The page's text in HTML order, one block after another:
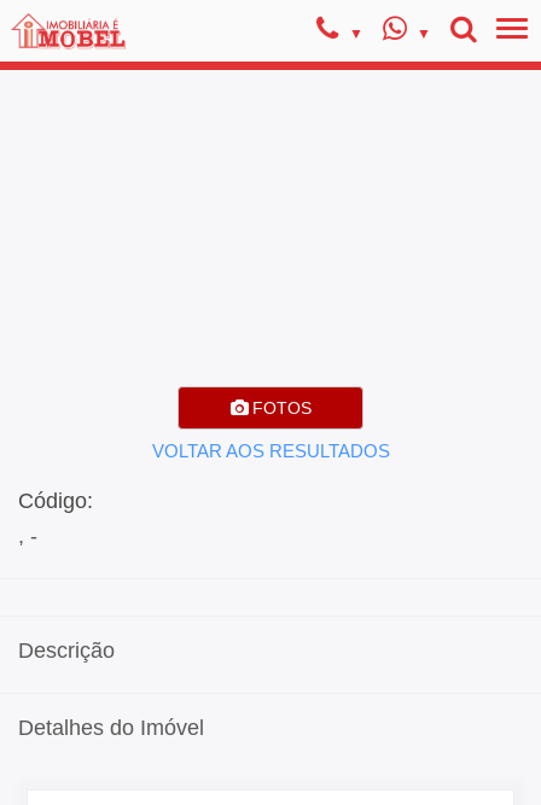
FOTOS
VOLTAR AOS RESULTADOS
Código:
, -
Descrição
Detalhes do Imóvel